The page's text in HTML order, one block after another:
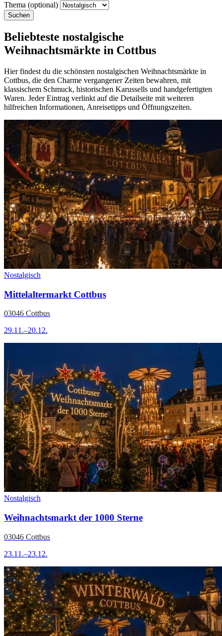
Thema (optional)
Suchen
Beliebteste nostalgische
Weihnachtsmärkte in Cottbus
Hier findest du die schönsten nostalgischen Weihnachtsmärkte in
Cottbus, die den Charme vergangener Zeiten bewahren, mit
klassischem Schmuck, historischen Karussells und handgefertigten
Waren. Jeder Eintrag verlinkt auf die Detailseite mit weiteren
hilfreichen Informationen, Anreisetipps und Öffnungszeiten.
Nostalgisch
Mittelaltermarkt Cottbus
03046 Cottbus
29.11.–20.12.
Nostalgisch
Weihnachtsmarkt der 1000 Sterne
03046 Cottbus
23.11.–23.12.